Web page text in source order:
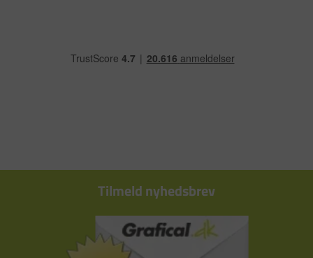
Tilmeld nyhedsbrev